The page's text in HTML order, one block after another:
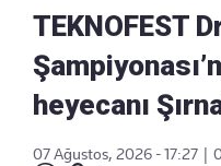
TEKNOFEST
heyecanı
07 Ağustos, 2026 - 17:27